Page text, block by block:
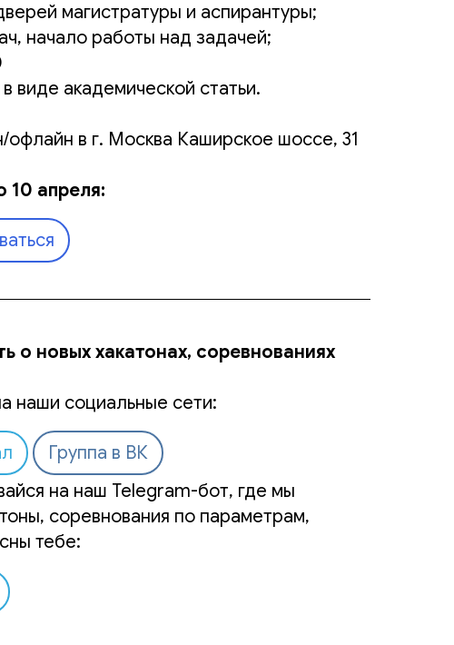
магистратуры и аспирантуры;
начало работы над задачей;
виде академической статьи.
офлайн в г. Москва Каширское шоссе, 31
10 апреля:
о новых хакатонах, соревнованиях
наши социальные сети:
Группа в ВК
на наш Telegram-бот, где мы
соревнования по параметрам,
тебе: